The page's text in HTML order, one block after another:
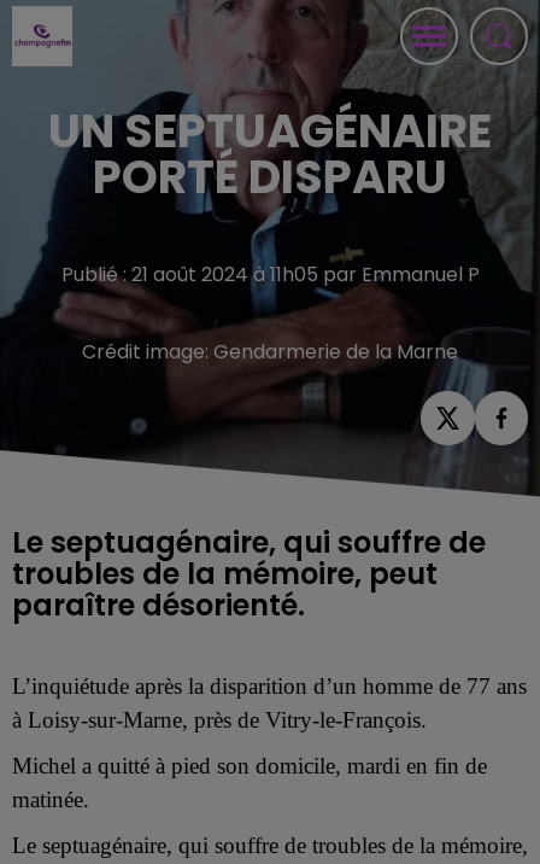
UN SEPTUAGÉNAIRE
PORTÉ DISPARU
Publié : 21 août 2024 à 11h05 par Emmanuel P
Crédit image: Gendarmerie de la Marne
Le septuagénaire, qui souffre de
troubles de la mémoire, peut
paraître désorienté.
L’inquiétude après la disparition d’un homme de 77 ans
à Loisy-sur-Marne, près de Vitry-le-François.
Michel a quitté à pied son domicile, mardi en fin de
matinée.
Le septuagénaire, qui souffre de troubles de la mémoire,